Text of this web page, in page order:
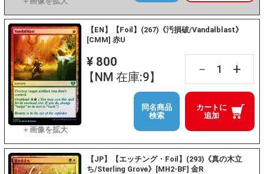
【EN】【Foil】(267)《汚損破/Vandalblast》
[CMM] 赤U
¥ 800
【NM 在庫:9】
－ +
カートに
追加
同名商品
検索
【JP】【エッチング・Foil】(293)《真の木立
ち/Sterling Grove》[MH2-BF] 金R